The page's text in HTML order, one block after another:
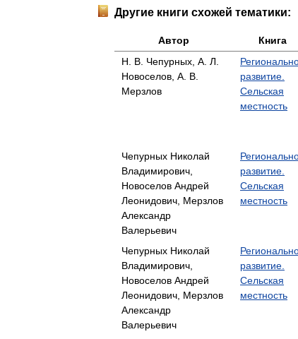
Другие книги схожей тематики:
Автор Книга
Н. В. Чепурных, А. Л.
Новоселов, А. В.
Мерзлов
развитие.
Сельская
местность
Чепурных Николай
Владимирович,
Новоселов Андрей
Леонидович, Мерзлов
Александр
Валерьевич
развитие.
Сельская
местность
Чепурных Николай
Владимирович,
Новоселов Андрей
Леонидович, Мерзлов
Александр
Валерьевич
развитие.
Сельская
местность